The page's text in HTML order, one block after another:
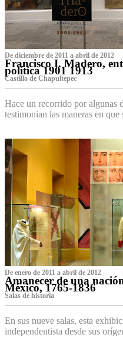
De diciembre de 2011 a abril de 2012
Francisco I. Madero,
política 1901 1913
Castillo de Chapultepec
Hace un recorrido por algunas
testimonian las maneras en
De enero de 2011 a abril de 2012
Amanecer de una
México, 1765-1836
Salas de historia
En sus nueve salas, esta
independentista desde sus